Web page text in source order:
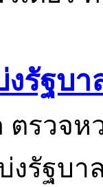
รัฐบา
ตรวจ
รัฐบา